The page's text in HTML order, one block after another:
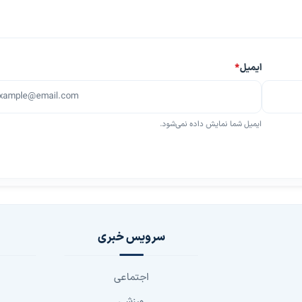
ایمیل*
ایمیل شما نمایش داده نمی‌شود.
سرویس خبری
اجتماعی